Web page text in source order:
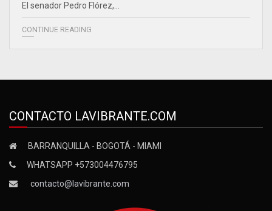
El senador Pedro Flórez,…
CONTINUE READING
CONTACTO LAVIBRANTE.COM
BARRANQUILLA - BOGOTÁ - MIAMI
WHATSAPP +573004476795
contacto@lavibrante.com